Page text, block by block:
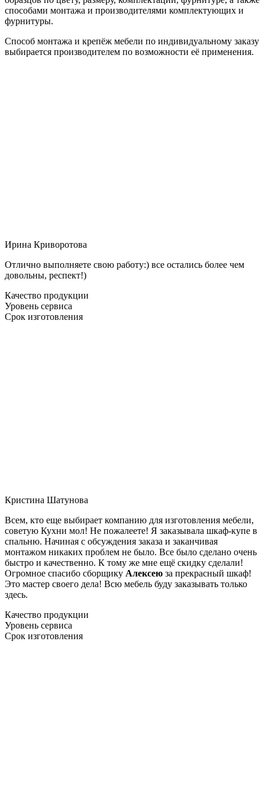
способами монтажа и производителями комплектующих и
фурнитуры.
Способ монтажа и крепёж мебели по индивидуальному заказу
выбирается производителем по возможности её применения.
Ирина Криворотова
Отлично выполняете свою работу:) все остались более чем
довольны, респект!)
Качество продукции
Уровень сервиса
Срок изготовления
Кристина Шатунова
Всем, кто еще выбирает компанию для изготовления мебели,
советую Кухни мол! Не пожалеете! Я заказывала шкаф-купе в
спальню. Начиная с обсуждения заказа и заканчивая
монтажом никаких проблем не было. Все было сделано очень
быстро и качественно. К тому же мне ещё скидку сделали!
Огромное спасибо сборщику Алексею за прекрасный шкаф!
Это мастер своего дела! Всю мебель буду заказывать только
здесь.
Качество продукции
Уровень сервиса
Срок изготовления